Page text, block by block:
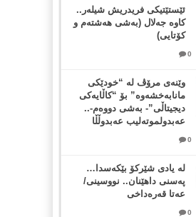
ئێستێتیکی فریدریش شیلەر..
کاوە جەلال (بەشی هەشتەم و
کۆتایی)
0
وێنەی مرۆڤ لە “خودێکی
مانابەخشەوە” بۆ “کاڵایەکی
دیجیتاڵی”- بەشی دووەم-..
عەبدولموتەلیب عەبدوڵڵا
0
لە یادی شێرکۆ بێکەسدا…
پەسنی داهێنان.. نووسینی/
عەتا قەرەداخی
0